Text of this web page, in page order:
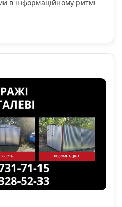
в інформаційному ритмі